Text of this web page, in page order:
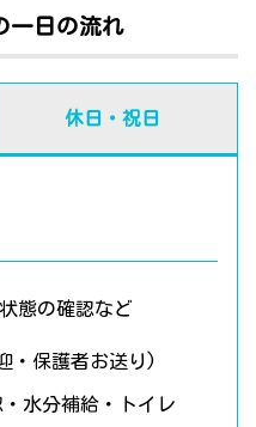
一日の流れ
休日・祝日
態の確認など
・保護者お送り)
水分補給・トイレ